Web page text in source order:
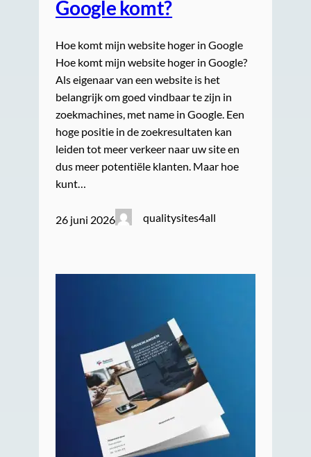
Google komt?
Hoe komt mijn website hoger in Google
Hoe komt mijn website hoger in Google?
Als eigenaar van een website is het
belangrijk om goed vindbaar te zijn in
zoekmachines, met name in Google. Een
hoge positie in de zoekresultaten kan
leiden tot meer verkeer naar uw site en
dus meer potentiële klanten. Maar hoe
kunt…
26 juni 2026 qualitysites4all